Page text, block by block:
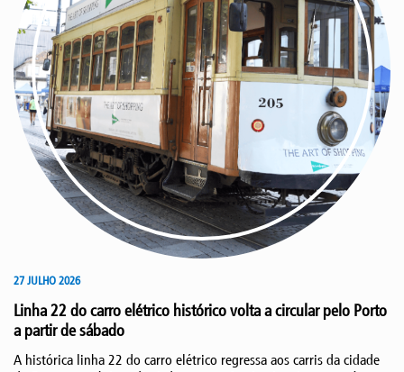
27 JULHO 2026
Linha 22 do carro elétrico histórico volta a circular pelo Porto
a partir de sábado
A histórica linha 22 do carro elétrico regressa aos carris da cidade